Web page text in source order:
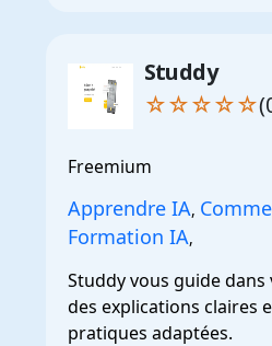
Studdy
☆☆☆☆☆
Freemium
Apprendre IA,
Formation IA,
Studdy vous guide dans
des explications claires
pratiques adaptées.